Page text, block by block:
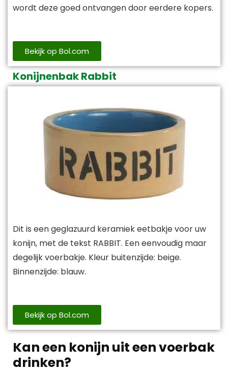
wordt deze goed ontvangen door eerdere kopers.
Bekijk op Bol.com
Konijnenbak Rabbit
Dit is een geglazuurd keramiek eetbakje voor uw
konijn, met de tekst RABBIT. Een eenvoudig maar
degelijk voerbakje. Kleur buitenzijde: beige.
Binnenzijde: blauw.
Bekijk op Bol.com
Kan een konijn uit een voerbak
drinken?